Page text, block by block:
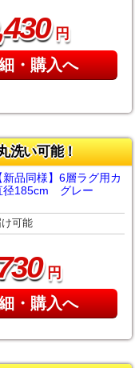
430円
・購入へ
洗い可能！
品同様】6層ラグ用カ
径185cm グレー
可能
円
・購入へ